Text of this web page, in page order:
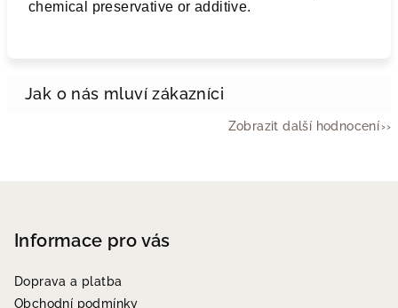
chemical preservative or additive.
Zobrazit další hodnocení
Informace pro vás
Doprava a platba
Obchodní podmínky